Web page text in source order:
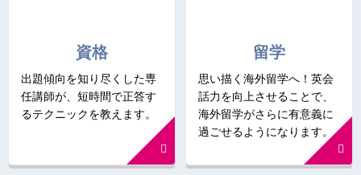
資格
出題傾向を知り尽くした専
任講師が、短時間で正答す
るテクニックを教えます。
留学
思い描く海外留学へ！英会
話力を向上させることで、
海外留学がさらに有意義に
過ごせるようになります。